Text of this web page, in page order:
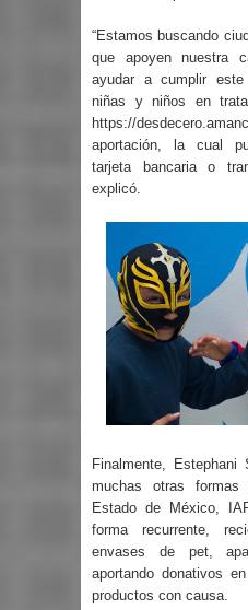
“Estamos buscando
que apoyen nuestra
ayudar a cumplir
niñas y niños en
https://
aportación, la cual
tarjeta bancaria o
explicó.
Finalmente,
muchas otras
Estado de México,
forma recurrente,
envases de pet,
aportando donativos
productos con causa.